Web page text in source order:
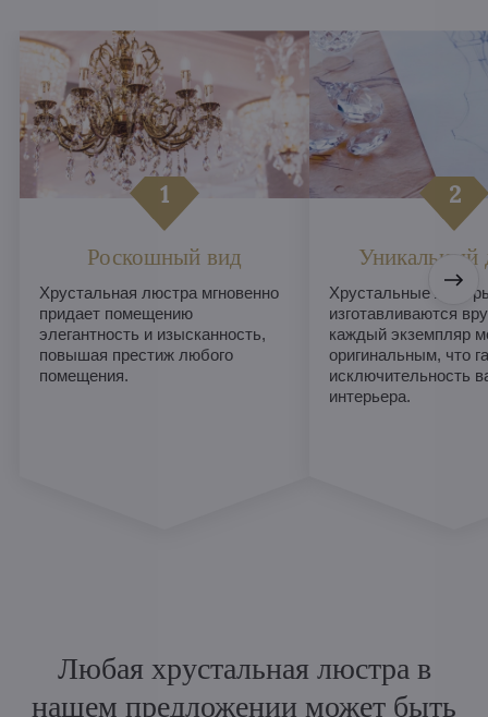
Роскошный вид
Хрустальная люстра мгновенно
придает помещению
элегантность и изысканность,
повышая престиж любого
помещения.
Уникальный
Хрустальные
изготавливаются
каждый экземпляр
оригинальным, что
исключительность
интерьера.
Любая хрустальная люстра в
нашем предложении может быть